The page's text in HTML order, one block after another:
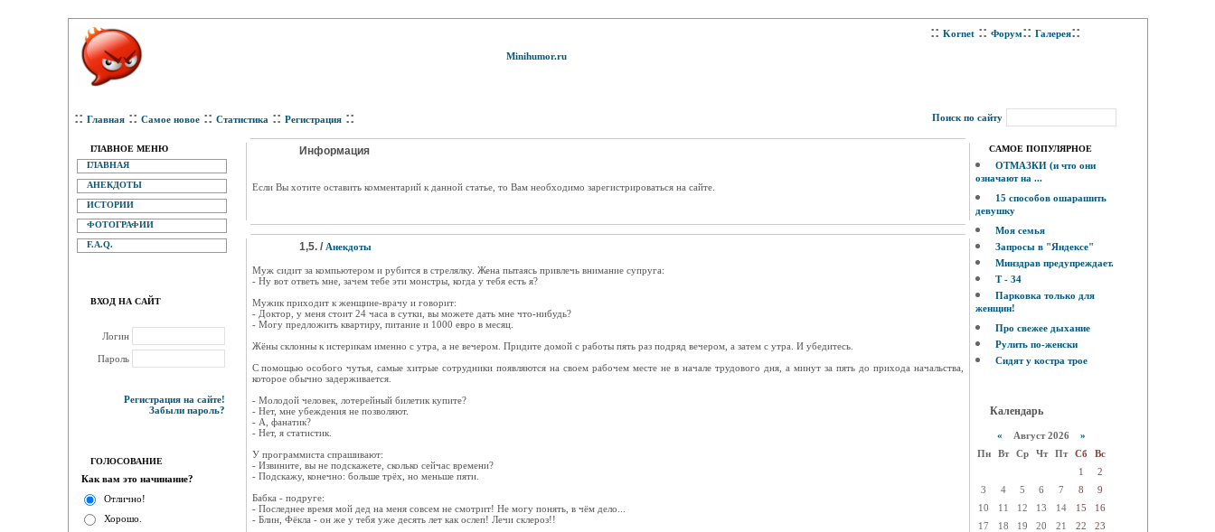
Minihumor.ru
:: Kornet :: Форум:: Галерея::
:: Главная :: Самое новое :: Статистика :: Регистрация :: Поиск по сайту
ГЛАВНОЕ МЕНЮ
ГЛАВНАЯ
АНЕКДОТЫ
ИСТОРИИ
ФОТОГРАФИИ
F.A.Q.
ВХОД НА САЙТ
Логин
Пароль
Регистрация на сайте!
Забыли пароль?
ГОЛОСОВАНИЕ
Как вам это начинание?
Отлично!
Хорошо.
Информация
Eсли Вы хотите оставить комментарий к данной статье, то Вам необходимо зарегистрироваться на сайте.
1,5. / Анекдоты
Муж сидит за компьютером и рубится в стрелялку. Жена пытаясь привлечь внимание супруга:
- Ну вот ответь мне, зачем тебе эти монстры, когда у тебя есть я?
Мужик приходит к женщине-врачу и говорит:
- Доктор, у меня стоит 24 часа в сутки, вы можете дать мне что-нибудь?
- Могу предложить квартиру, питание и 1000 евро в месяц.
Жёны склонны к истерикам именно с утра, а не вечером. Придите домой с работы пять раз подряд вечером, а затем с утра. И убедитесь.
С помощью особого чутья, самые хитрые сотрудники появляются на своем рабочем месте не в начале трудового дня, а минут за пять до прихода начальства,
которое обычно задерживается.
- Молодой человек, лотерейный билетик купите?
- Нет, мне убеждения не позволяют.
- А, фанатик?
- Нет, я статистик.
У программиста спрашивают:
- Извините, вы не подскажете, сколько сейчас времени?
- Подскажу, конечно: больше трёх, но меньше пяти.
Бабка - подруге:
- Последнее время мой дед на меня совсем не смотрит! Не могу понять, в чём дело...
- Блин, Фёкла - он же у тебя уже десять лет как ослеп! Лечи склероз!!
САМОЕ ПОПУЛЯРНОЕ
ОТМАЗКИ (и что они
означают на ...
15 способов ошарашить
девушку
Моя семья
Запросы в "Яндексе"
Минздрав предупреждает.
Т - 34
Парковка только для
женщин!
Про свежее дыхание
Рулить по-женски
Сидят у костра трое
Календарь
« Август 2026 »
Пн
Вт Ср Чт Пт Сб
Вс
1
2
3
4 5 6 7 8
9
10
11 12 13 14 15
16
17
18 19 20 21 22
23